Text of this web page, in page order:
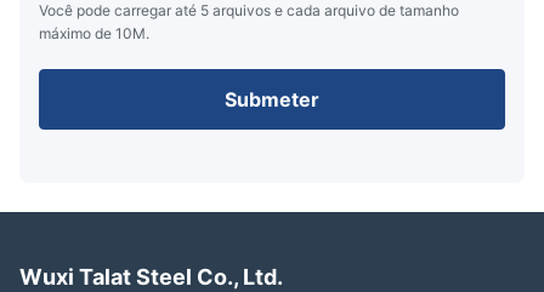
Você pode carregar até 5 arquivos e cada arquivo de tamanho
máximo de 10M.
Submeter
Wuxi Talat Steel Co., Ltd.